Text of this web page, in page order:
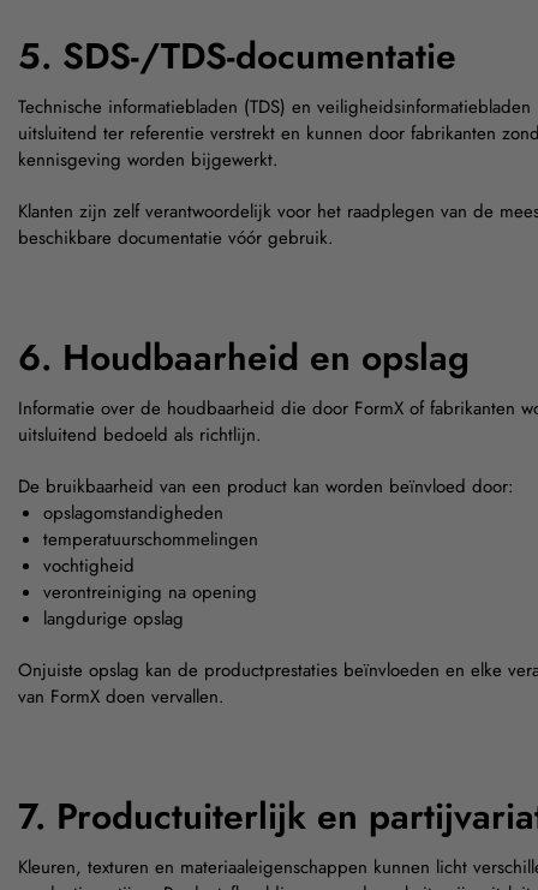
5. SDS-/TDS-documentatie
Technische informatiebladen (TDS) en veiligheidsinformatiebladen
uitsluitend ter referentie verstrekt en kunnen door fabrikanten
kennisgeving worden bijgewerkt.
Klanten zijn zelf verantwoordelijk voor het raadplegen van de
beschikbare documentatie vóór gebruik.
6. Houdbaarheid en opslag
Informatie over de houdbaarheid die door FormX of fabrikanten
uitsluitend bedoeld als richtlijn.
De bruikbaarheid van een product kan worden beïnvloed door:
opslagomstandigheden
temperatuurschommelingen
vochtigheid
verontreiniging na opening
langdurige opslag
Onjuiste opslag kan de productprestaties beïnvloeden en elke
van FormX doen vervallen.
7. Productuiterlijk en
Kleuren, texturen en materiaaleigenschappen kunnen licht